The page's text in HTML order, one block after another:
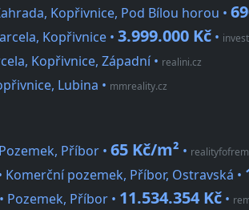
Kopřivnice, Pod Bílou horou •
Kopřivnice • 3.999.000 Kč •
Kopřivnice, Západní• realini.cz
Lubina • mmreality.cz
Příbor • 65 Kč/m² •
Komerční pozemek, Příbor, Ostravská •
• Pozemek, Příbor • 11.534.354 Kč •